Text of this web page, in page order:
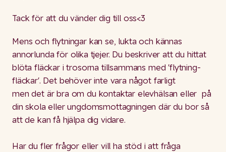
Tack för att du vänder dig till oss<3
Mens och flytningar kan se, lukta och kännas
annorlunda för olika tjejer. Du beskriver att du hittat
blöta fläckar i trosorna tillsammans med 'flytning-
fläckar'. Det behöver inte vara något farligt
men det är bra om du kontaktar elevhälsan eller på
din skola eller ungdomsmottagningen där du bor så
att de kan få hjälpa dig vidare.
Har du fler frågor eller vill ha stöd i att fråga